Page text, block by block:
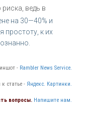
ведь в
на 30—40% и
простоту, к их
- Rambler News Service.
статье - Яндекс. Картинки.
вопросы. Напишите нам.